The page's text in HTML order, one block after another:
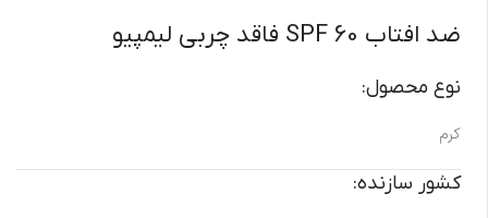
ضد افتاب SPF 60 فاقد چربی لیمپیو
نوع محصول:
کرم
کشور سازنده: